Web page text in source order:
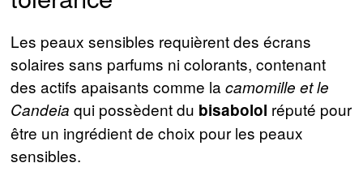
Les peaux sensibles requièrent des écrans
solaires sans parfums ni colorants, contenant
des actifs apaisants comme lacamomille et le
Candeiaqui possèdent du bisabolol réputé pour
être un ingrédient de choix pour les peaux
sensibles.